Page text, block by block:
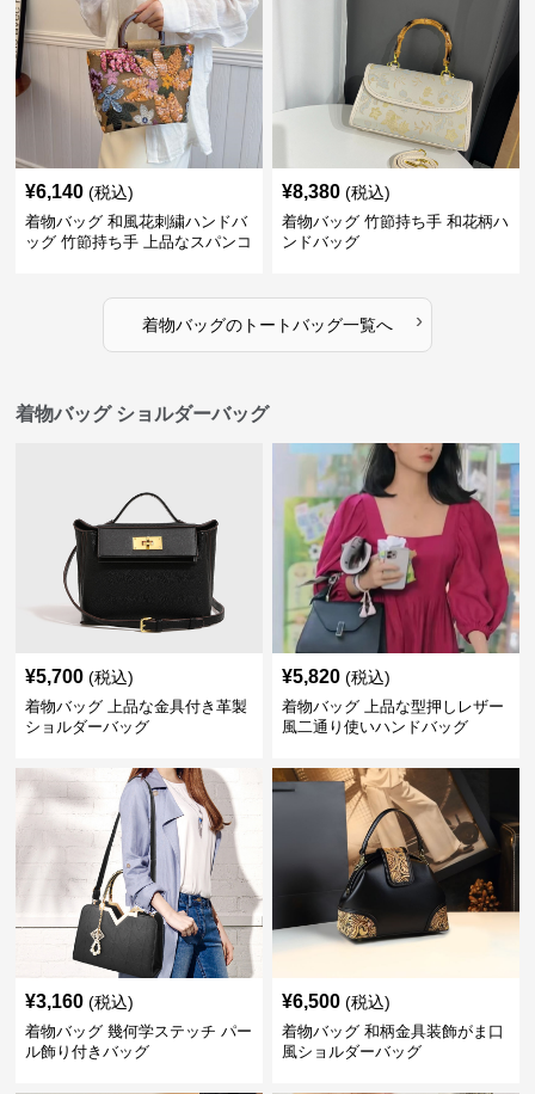
¥6,140 (税込)
着物バッグ 和風花刺繍ハンドバ
ッグ 竹節持ち手 上品なスパンコ
¥8,380 (税込)
着物バッグ 竹節持ち手 和花柄ハ
ンドバッグ
着物バッグのトートバッグ一覧へ ›
着物バッグ ショルダーバッグ
¥5,700 (税込)
着物バッグ 上品な金具付き革製
ショルダーバッグ
¥5,820 (税込)
着物バッグ 上品な型押しレザー
風二通り使いハンドバッグ
¥3,160 (税込)
着物バッグ 幾何学ステッチ パー
ル飾り付きバッグ
¥6,500 (税込)
着物バッグ 和柄金具装飾がま口
風ショルダーバッグ